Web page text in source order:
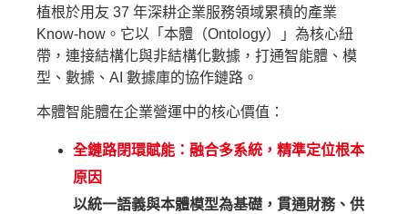
植根於用友 37 年深耕企業服務領域累積的產業
Know-how。它以「本體（Ontology）」為核心紐
帶，連接結構化與非結構化數據，打通智能體、模
型、數據、AI 數據庫的協作鏈路。
本體智能體在企業營運中的核心價值：
全鏈路閉環賦能：融合多系統，精準定位根本
原因
以統一語義與本體模型為基礎，貫通財務、供